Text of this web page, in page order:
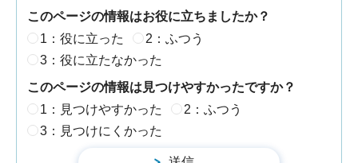
このページの情報はお役に立ちましたか？
1：役に立った
2：ふつう
3：役に立たなかった
このページの情報は見つけやすかったですか？
1：見つけやすかった
2：ふつう
3：見つけにくかった